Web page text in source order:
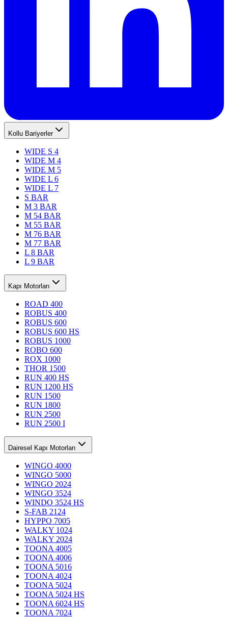
Kollu Bariyerler
WIDE S 4
WIDE M 4
WIDE M 5
WIDE L 6
WIDE L 7
S BAR
M 3 BAR
M 54 BAR
M 55 BAR
M 76 BAR
M 77 BAR
L 8 BAR
L 9 BAR
Kapı Motorları
ROAD 400
ROBUS 400
ROBUS 600
ROBUS 600 HS
ROBUS 1000
ROBO 600
ROX 1000
THOR 1500
RUN 400 HS
RUN 1200 HS
RUN 1500
RUN 1800
RUN 2500
RUN 2500 I
Dairesel Kapı Motorları
WINGO 4000
WINGO 5000
WINGO 2024
WINGO 3524
WINDO 3524 HS
S-FAB 2124
HYPPO 7005
WALKY 1024
WALKY 2024
TOONA 4005
TOONA 4006
TOONA 5016
TOONA 4024
TOONA 5024
TOONA 5024 HS
TOONA 6024 HS
TOONA 7024